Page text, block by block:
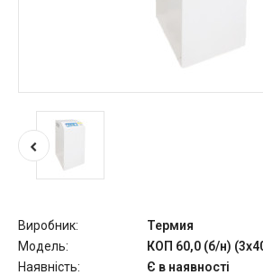
Виробник:
Термия
Модель:
КОП 60,0 (б/н)
Наявність:
Є в наявності